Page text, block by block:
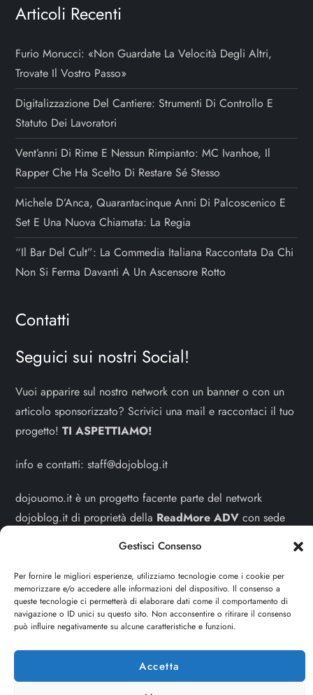
Gestisci Consenso
Per fornire le migliori esperienze, utilizziamo tecnologie come i cookie per
memorizzare e/o accedere alle informazioni del dispositivo. Il consenso a
queste tecnologie ci permetterà di elaborare dati come il comportamento di
navigazione o ID unici su questo sito. Non acconsentire o ritirare il consenso
può influire negativamente su alcune caratteristiche e funzioni.
Accetta
Articoli Recenti
Furio Morucci: «Non Guardate La Velocità Degli Altri,
Trovate Il Vostro Passo»
Digitalizzazione Del Cantiere: Strumenti Di Controllo E
Statuto Dei Lavoratori
Vent’anni Di Rime E Nessun Rimpianto: MC Ivanhoe, Il
Rapper Che Ha Scelto Di Restare Sé Stesso
Michele D’Anca, Quarantacinque Anni Di Palcoscenico E
Set E Una Nuova Chiamata: La Regia
“Il Bar Del Cult”: La Commedia Italiana Raccontata Da Chi
Non Si Ferma Davanti A Un Ascensore Rotto
Contatti
Seguici sui nostri Social!
Vuoi apparire sul nostro network con un banner o con un
articolo sponsorizzato? Scrivici una mail e raccontaci il tuo
progetto!TI ASPETTIAMO!
info e contatti:staff@dojoblog.it
dojouomo.it è un progetto facente parte del network
dojoblog.it di proprietà della ReadMore ADV con sede
Sitemap-Privacy Policy -Cookie Policy
Cerca
Cerca